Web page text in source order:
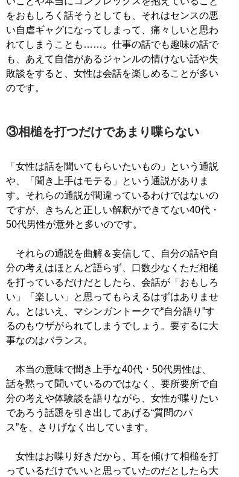
をおもしろく話そうとしても、それはセンスの悪
い自虐ギャグになってしまって、痛々しいと思わ
れてしまうことも……。仕事の話でも趣味の話で
も、あえて自信があるジャンルの情けない話や失
敗談をすると、女性は会話を楽しめることが多い
のです。
③相槌を打つだけであまり喋らない
「女性は話を聞いてもらいたいもの」という通説
や、「聞き上手はモテる」という通説がありま
す。それらの通説が間違っているわけではないの
ですが、きちんと正しい解釈ができてない40代・
50代男性が意外と多いのです。
それらの通説を曲解＆妄信して、自分の話や自
分の考えはほとんど語らず、口数少なくただ相槌
を打っているだけだとしたら、会話が「おもしろ
い」「楽しい」と思ってもらえるはずはありませ
ん。とはいえ、マシンガントークで“自分語り”す
るのもウザがられてしまうでしょう。要するに大
事なのはバランス。
本当の意味で聞き上手な40代・50代男性は、
話を黙って聞いているのではなく、要所要所で自
分の考えや体験談を語りながら、女性が喋りたい
であろう話題を引き出してあげる“質問のパ
ス”を、さりげなく出しています。
女性はお喋り好きだから、耳を傾けて相槌を打
っているだけでいいと思っていたのだとしたら大